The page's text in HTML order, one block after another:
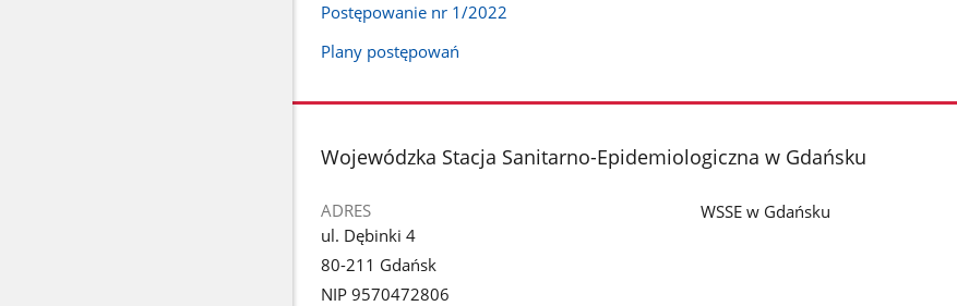
Postępowanie nr 1/2022
Plany postępowań
stopka
Wojewódzka Stacja Sanitarno-Epidemiologiczna w Gdańsku
ADRES
ul. Dębinki 4
80-211 Gdańsk
NIP 9570472806
WSSE w Gdańsku